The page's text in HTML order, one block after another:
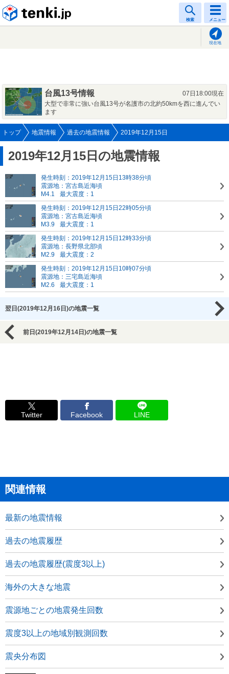
検索 メニュー
現在地
台風13号情報
07日18:00現在
大型で非常に強い台風13号が名護市の北約50kmを西に進んでい
ます
トップ 地震情報 過去の地震情報 2019年12月15日
2019年12月15日の地震情報
発生時刻：2019年12月15日13時38分頃
震源地：宮古島近海頃
M4.1
最大震度：1
発生時刻：2019年12月15日22時05分頃
震源地：宮古島近海頃
M3.9
最大震度：1
発生時刻：2019年12月15日12時33分頃
震源地：長野県北部頃
M2.9
最大震度：2
発生時刻：2019年12月15日10時07分頃
震源地：三宅島近海頃
M2.6
最大震度：1
翌日(2019年12月16日)の地震一覧
前日(2019年12月14日)の地震一覧
Twitter Facebook LINE
関連情報
最新の地震情報
過去の地震履歴
過去の地震履歴(震度3以上)
海外の大きな地震
震源地ごとの地震発生回数
震度3以上の地域別観測回数
震央分布図